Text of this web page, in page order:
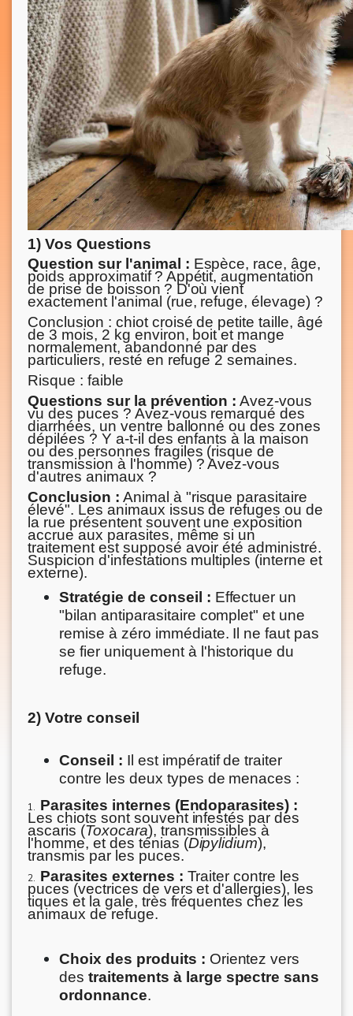
1) Vos Questions
Question sur l'animal : Espèce, race, âge,
poids approximatif ? Appétit, augmentation
de prise de boisson ? D'où vient
exactement l'animal (rue, refuge, élevage) ?
Conclusion : chiot croisé de petite taille, âgé
de 3 mois, 2 kg environ, boit et mange
normalement, abandonné par des
particuliers, resté en refuge 2 semaines.
Risque : faible
Questions sur la prévention : Avez-vous
vu des puces ? Avez-vous remarqué des
diarrhées, un ventre ballonné ou des zones
dépilées ? Y a-t-il des enfants à la maison
ou des personnes fragiles (risque de
transmission à l'homme) ? Avez-vous
d'autres animaux ?
Conclusion : Animal à "risque parasitaire
élevé". Les animaux issus de refuges ou de
la rue présentent souvent une exposition
accrue aux parasites, même si un
traitement est supposé avoir été administré.
Suspicion d'infestations multiples (interne et
externe).
Stratégie de conseil : Effectuer un
"bilan antiparasitaire complet" et une
remise à zéro immédiate. Il ne faut pas
se fier uniquement à l'historique du
refuge.
2) Votre conseil
Conseil : Il est impératif de traiter
contre les deux types de menaces :
1. Parasites internes (Endoparasites) :
Les chiots sont souvent infestés par des
ascaris (Toxocara), transmissibles à
l'homme, et des ténias (Dipylidium),
transmis par les puces.
2. Parasites externes : Traiter contre les
puces (vectrices de vers et d'allergies), les
tiques et la gale, très fréquentes chez les
animaux de refuge.
Choix des produits : Orientez vers
des traitements à large spectre sans
ordonnance.